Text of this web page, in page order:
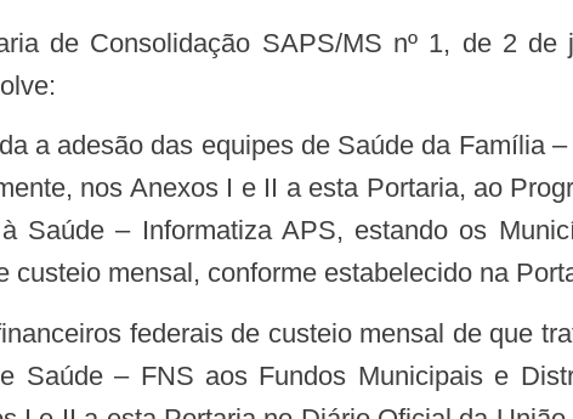
nos Anexos I e II a esta Portaria, ao
Saúde – Informatiza APS, estando os
custeio mensal, conforme estabelecido na
Saúde – FNS aos Fundos Municipais e